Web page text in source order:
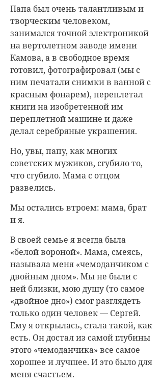
Папа был очень талантливым и
творческим человеком,
занимался точной электроникой
на вертолетном заводе имени
Камова, а в свободное время
готовил, фотографировал (мы с
ним печатали снимки в ванной с
красным фонарем), переплетал
книги на изобретенной им
переплетной машине и даже
делал серебряные украшения.
Но, увы, папу, как многих
советских мужиков, сгубило то,
что сгубило. Мама с отцом
развелись.
Мы остались втроем: мама, брат
и я.
В своей семье я всегда была
«белой вороной». Мама, смеясь,
называла меня «чемоданчиком с
двойным дном». Мы не были с
ней близки, мою душу (то самое
«двойное дно») смог разглядеть
только один человек — Сергей.
Ему я открылась, стала такой, как
есть. Он достал из самой глубины
этого «чемоданчика» все самое
хорошее и лучшее. И это было для
меня счастьем.